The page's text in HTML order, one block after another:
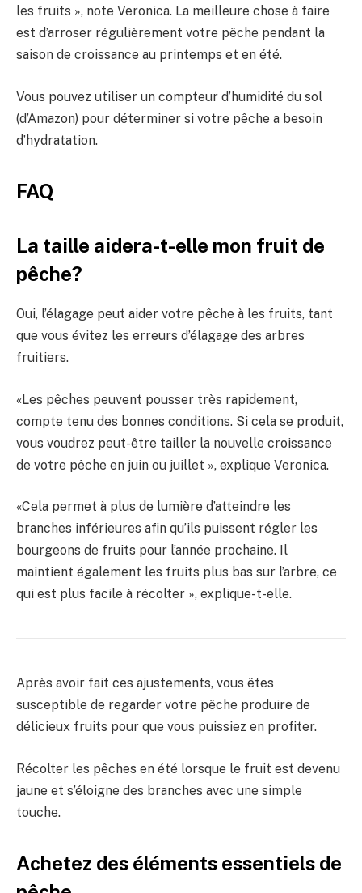
les fruits », note Veronica. La meilleure chose à faire
est d’arroser régulièrement votre pêche pendant la
saison de croissance au printemps et en été.
Vous pouvez utiliser un compteur d’humidité du sol
(d’Amazon) pour déterminer si votre pêche a besoin
d’hydratation.
FAQ
La taille aidera-t-elle mon fruit de
pêche?
Oui, l’élagage peut aider votre pêche à les fruits, tant
que vous évitez les erreurs d’élagage des arbres
fruitiers.
«Les pêches peuvent pousser très rapidement,
compte tenu des bonnes conditions. Si cela se produit,
vous voudrez peut-être tailler la nouvelle croissance
de votre pêche en juin ou juillet », explique Veronica.
«Cela permet à plus de lumière d’atteindre les
branches inférieures afin qu’ils puissent régler les
bourgeons de fruits pour l’année prochaine. Il
maintient également les fruits plus bas sur l’arbre, ce
qui est plus facile à récolter », explique-t-elle.
Après avoir fait ces ajustements, vous êtes
susceptible de regarder votre pêche produire de
délicieux fruits pour que vous puissiez en profiter.
Récolter les pêches en été lorsque le fruit est devenu
jaune et s’éloigne des branches avec une simple
touche.
Achetez des éléments essentiels de